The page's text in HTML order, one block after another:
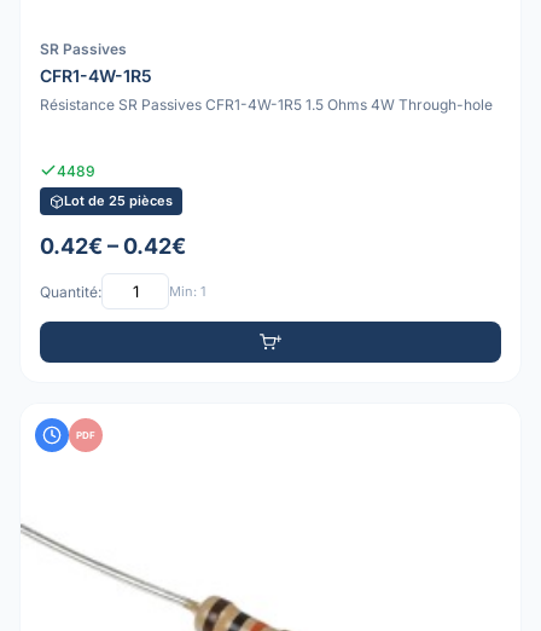
SR Passives
CFR1-4W-1R5
Résistance SR Passives CFR1-4W-1R5 1.5 Ohms 4W Through-hole
4489
Lot de 25 pièces
0.42€ – 0.42€
Quantité: Min: 1
PDF